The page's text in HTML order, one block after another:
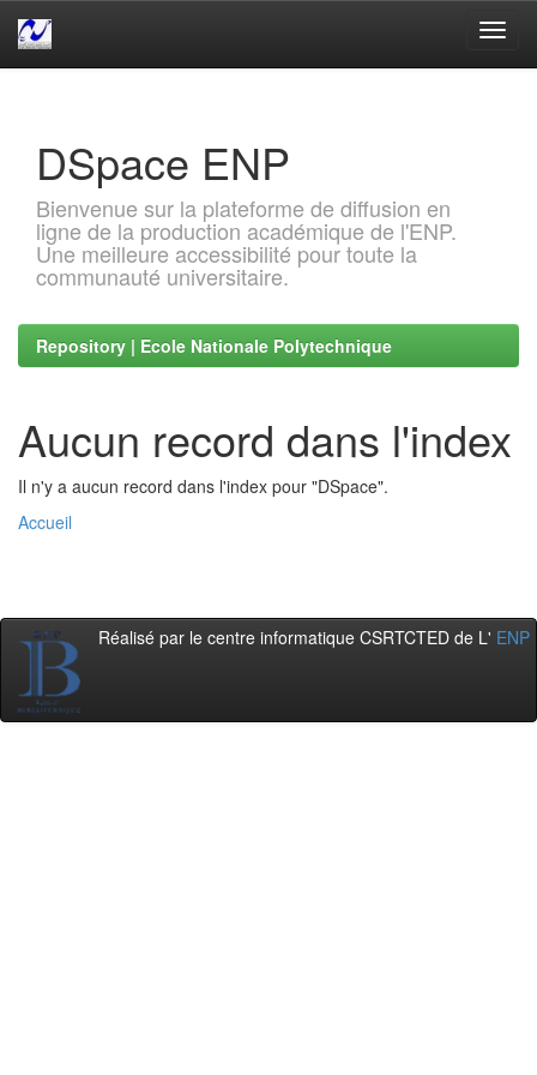
DSpace ENP
Bienvenue sur la plateforme de diffusion en
ligne de la production académique de l'ENP.
Une meilleure accessibilité pour toute la
communauté universitaire.
Repository | Ecole Nationale Polytechnique
Aucun record dans l'index
Il n'y a aucun record dans l'index pour "DSpace".
Accueil
Réalisé par le centre informatique CSRTCTED de L' ENP